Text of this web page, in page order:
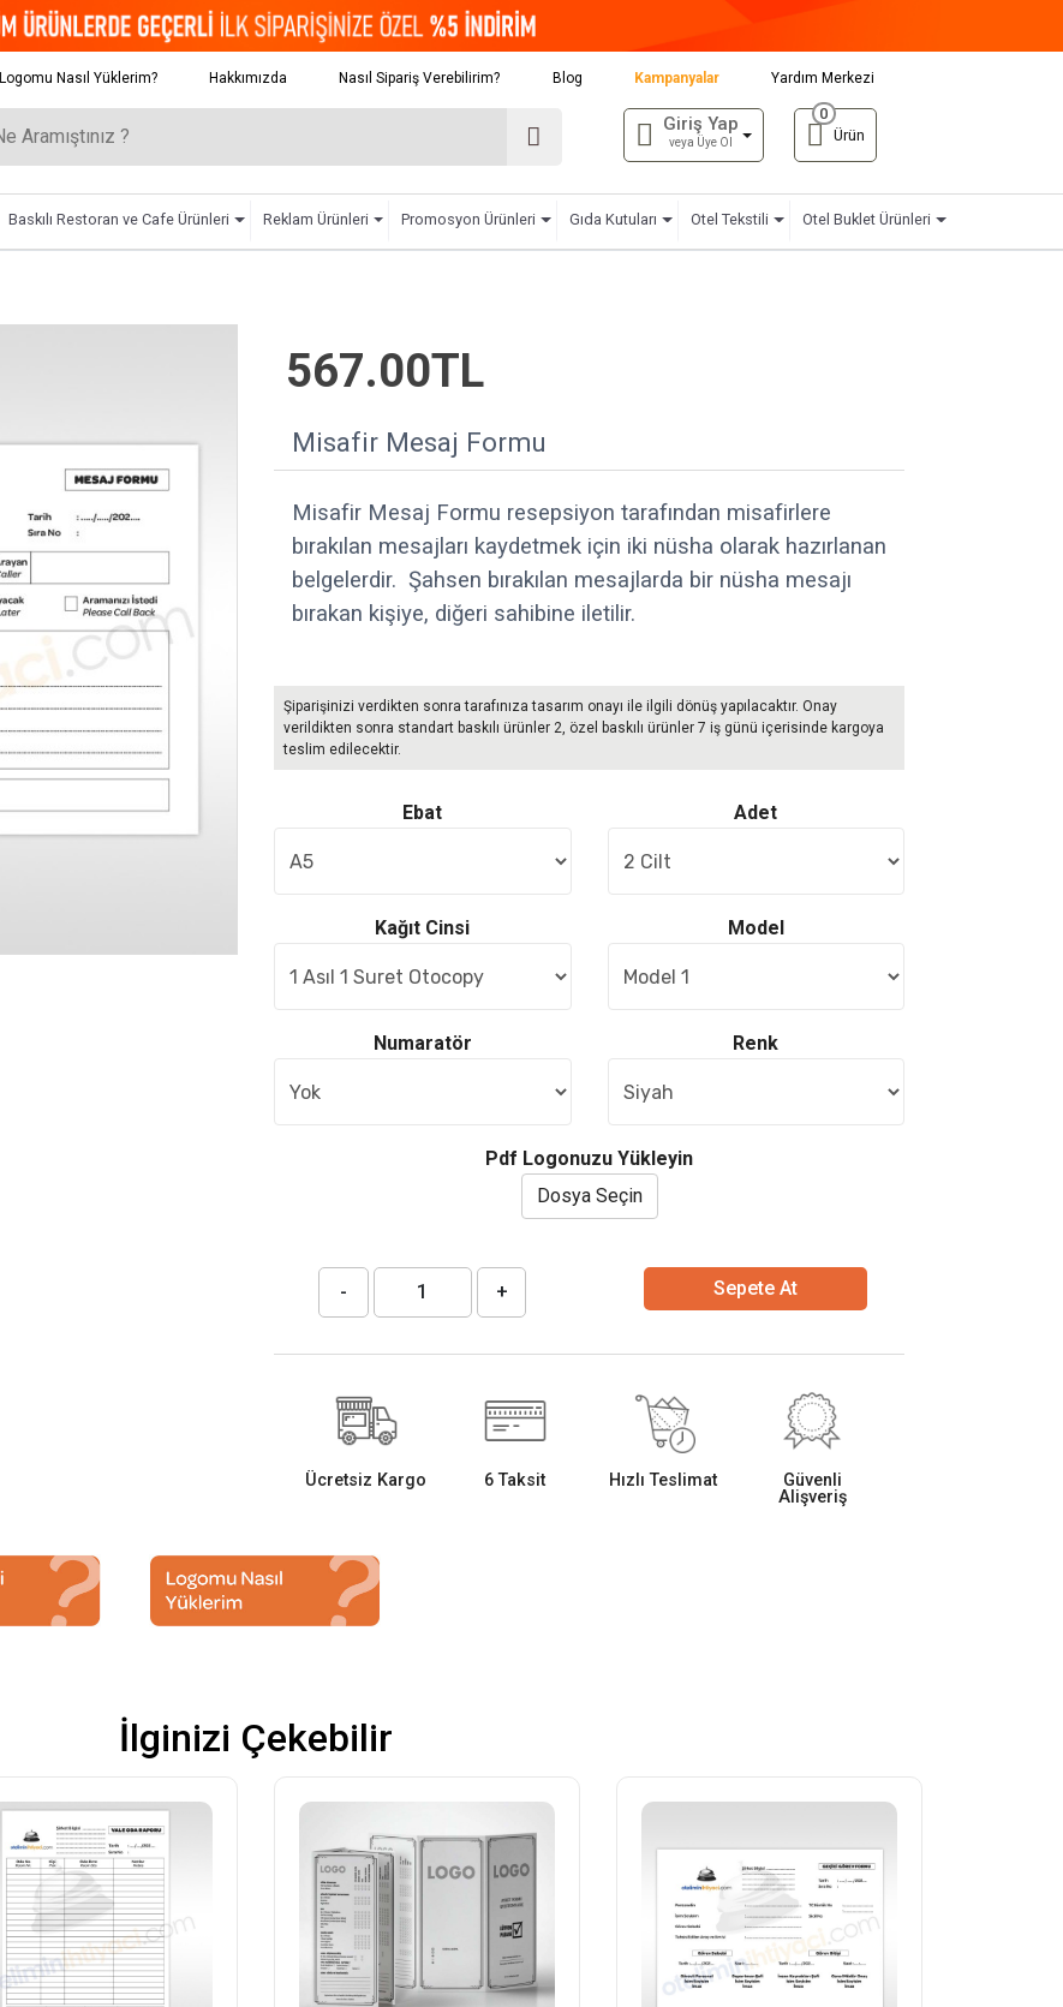
Logomu Nasıl Yüklerim? Hakkımızda Nasıl Sipariş Verebilirim? Blog Kampanyalar Yardım Merkezi
0
Ürün
Giriş Yap
veya Üye Ol
Baskılı Restoran ve Cafe Ürünleri Reklam Ürünleri Promosyon Ürünleri Gıda Kutuları Otel Tekstili Otel Buklet Ürünleri
Misafir Mesaj Formu
Misafir Mesaj Formu resepsiyon tarafından misafirlere
bırakılan mesajları kaydetmek için iki nüsha olarak hazırlanan
belgelerdir. Şahsen bırakılan mesajlarda bir nüsha mesajı
bırakan kişiye, diğeri sahibine iletilir.
Şiparişinizi verdikten sonra tarafınıza tasarım onayı ile ilgili dönüş yapılacaktır. Onay
verildikten sonra standart baskılı ürünler 2, özel baskılı ürünler 7 iş günü içerisinde kargoya
teslim edilecektir.
567.00TL
Ebat
Kağıt Cinsi
Numaratör
Adet
Model
Renk
Pdf Logonuzu Yükleyin
Dosya Seçin
- + Sepete At
Ücretsiz Kargo 6 Taksit Hızlı Teslimat
Güvenli
Alişveriş
İlginizi Çekebilir